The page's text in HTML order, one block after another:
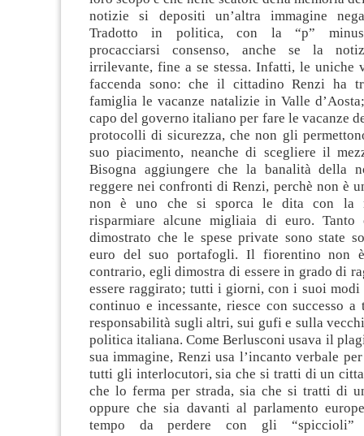
notizie si depositi un’altra immagine
Tradotto in politica, con la “p”
procacciarsi consenso, anche se la
irrilevante, fine a se stessa. Infatti, le uniche
faccenda sono: che il cittadino Renzi ha
famiglia le vacanze natalizie in Valle
capo del governo italiano per fare le vacanze
protocolli di sicurezza, che non gli
suo piacimento, neanche di scegliere il
Bisogna aggiungere che la banalità della
reggere nei confronti di Renzi, perchè non è
non è uno che si sporca le dita con la
risparmiare alcune migliaia di euro.
dimostrato che le spese private sono state
euro del suo portafogli. Il fiorentino non
contrario, egli dimostra di essere in grado di
essere raggirato; tutti i giorni, con i suoi
continuo e incessante, riesce con successo a
responsabilità sugli altri, sui gufi e sulla
politica italiana. Come Berlusconi usava il
sua immagine, Renzi usa l’incanto verbale
tutti gli interlocutori, sia che si tratti di un
che lo ferma per strada, sia che si tratti di
oppure che sia davanti al parlamento
tempo da perdere con gli “spiccioli”